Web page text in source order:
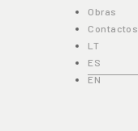
Obras
Contactos
LT
ES
EN